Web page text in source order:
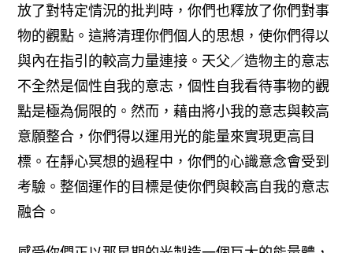
放了對特定情況的批判時，你們也釋放了你們對事
物的觀點。這將清理你們個人的思想，使你們得以
與內在指引的較高力量連接。 天父／造物主的意志
不全然是個性自我的意志，個性自我看待事物的觀
點是極為侷限的。然而，藉由將小我的意志與較高
意願整合，你們得以運用光的能量來實現更高目
標。在靜心冥想的過程中，你們的心識意念會受到
考驗。整個運作的目標是使你們與較高自我的意志
融合。